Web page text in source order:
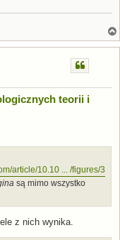
teorii i
article/10.10 ... /figures/3
są mimo wszystko
z nich wynika.